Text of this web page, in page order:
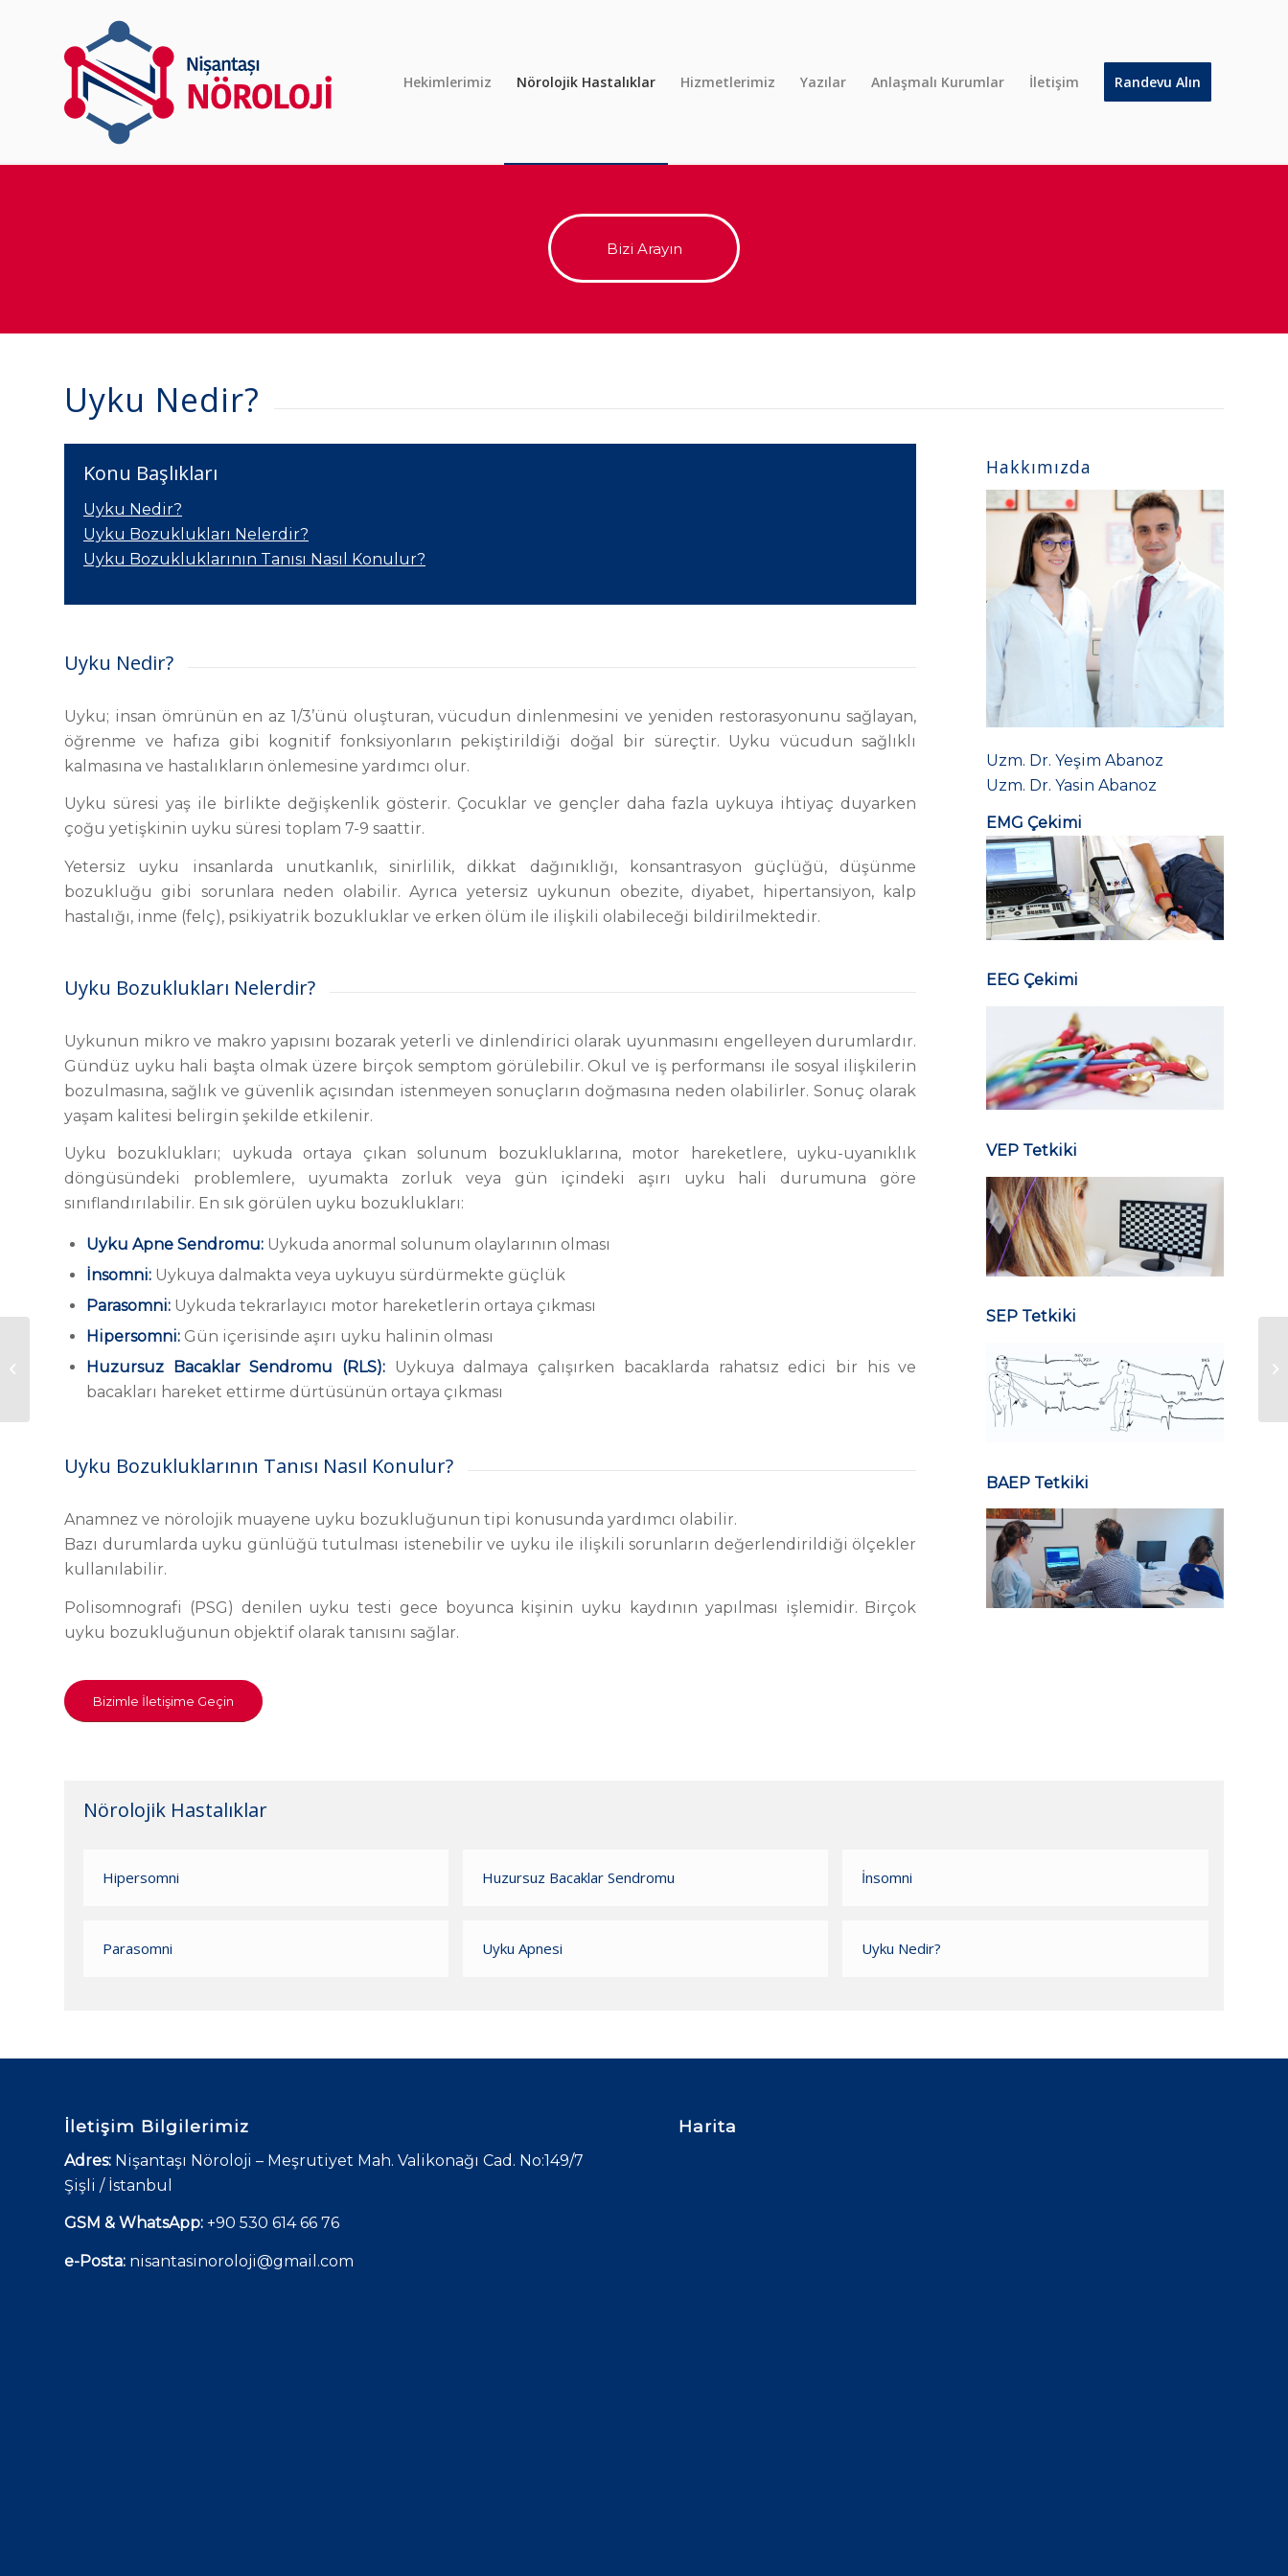
Hekimlerimiz Nörolojik Hastalıklar Hizmetlerimiz Yazılar Anlaşmalı Kurumlar İletişim Randevu Alın
Bizi Arayın
Uyku Nedir?
Konu Başlıkları
Uyku Nedir?
Uyku Bozuklukları Nelerdir?
Uyku Bozukluklarının Tanısı Nasıl Konulur?
Uyku Nedir?
Uyku; insan ömrünün en az 1/3’ünü oluşturan, vücudun dinlenmesini ve yeniden restorasyonunu sağlayan,
öğrenme ve hafıza gibi kognitif fonksiyonların pekiştirildiği doğal bir süreçtir. Uyku vücudun sağlıklı
kalmasına ve hastalıkların önlemesine yardımcı olur.
Uyku süresi yaş ile birlikte değişkenlik gösterir. Çocuklar ve gençler daha fazla uykuya ihtiyaç duyarken
çoğu yetişkinin uyku süresi toplam 7-9 saattir.
Yetersiz uyku insanlarda unutkanlık, sinirlilik, dikkat dağınıklığı, konsantrasyon güçlüğü, düşünme
bozukluğu gibi sorunlara neden olabilir. Ayrıca yetersiz uykunun obezite, diyabet, hipertansiyon, kalp
hastalığı, inme (felç), psikiyatrik bozukluklar ve erken ölüm ile ilişkili olabileceği bildirilmektedir.
Uyku Bozuklukları Nelerdir?
Uykunun mikro ve makro yapısını bozarak yeterli ve dinlendirici olarak uyunmasını engelleyen durumlardır.
Gündüz uyku hali başta olmak üzere birçok semptom görülebilir. Okul ve iş performansı ile sosyal ilişkilerin
bozulmasına, sağlık ve güvenlik açısından istenmeyen sonuçların doğmasına neden olabilirler. Sonuç olarak
yaşam kalitesi belirgin şekilde etkilenir.
Uyku bozuklukları; uykuda ortaya çıkan solunum bozukluklarına, motor hareketlere, uyku-uyanıklık
döngüsündeki problemlere, uyumakta zorluk veya gün içindeki aşırı uyku hali durumuna göre
sınıflandırılabilir. En sık görülen uyku bozuklukları:
Uyku Apne Sendromu: Uykuda anormal solunum olaylarının olması
İnsomni: Uykuya dalmakta veya uykuyu sürdürmekte güçlük
Parasomni: Uykuda tekrarlayıcı motor hareketlerin ortaya çıkması
Hipersomni: Gün içerisinde aşırı uyku halinin olması
Huzursuz Bacaklar Sendromu (RLS): Uykuya dalmaya çalışırken bacaklarda rahatsız edici bir his ve
bacakları hareket ettirme dürtüsünün ortaya çıkması
Uyku Bozukluklarının Tanısı Nasıl Konulur?
Anamnez ve nörolojik muayene uyku bozukluğunun tipi konusunda yardımcı olabilir.
Bazı durumlarda uyku günlüğü tutulması istenebilir ve uyku ile ilişkili sorunların değerlendirildiği ölçekler
kullanılabilir.
Polisomnografi (PSG) denilen uyku testi gece boyunca kişinin uyku kaydının yapılması işlemidir. Birçok
uyku bozukluğunun objektif olarak tanısını sağlar.
Bizimle İletişime Geçin
Hakkımızda
Uzm. Dr. Yeşim Abanoz
Uzm. Dr. Yasin Abanoz
EMG Çekimi
EEG Çekimi
VEP Tetkiki
SEP Tetkiki
BAEP Tetkiki
Nörolojik Hastalıklar
Hipersomni Huzursuz Bacaklar Sendromu İnsomni
Parasomni Uyku Apnesi Uyku Nedir?
İletişim Bilgilerimiz
Adres: Nişantaşı Nöroloji – Meşrutiyet Mah. Valikonağı Cad. No:149/7
Şişli / İstanbul
GSM & WhatsApp: +90 530 614 66 76
e-Posta: nisantasinoroloji@gmail.com
Harita
Lewy Cisimcikli Demans